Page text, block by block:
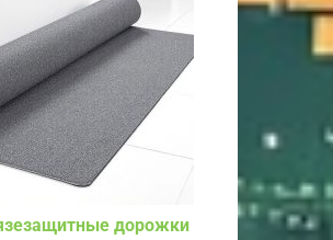
дорожки